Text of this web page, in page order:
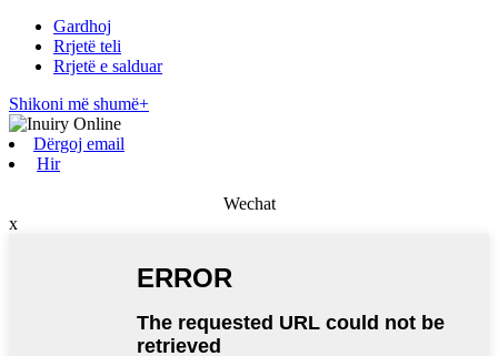
Gardhoj
Rrjetë teli
Rrjetë e salduar
Shikoni më shumë+
Dërgoj email
Hir
Wechat
x